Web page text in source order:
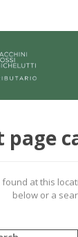
page
at this
below or a